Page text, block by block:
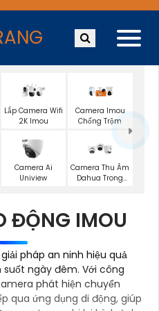
Lắp Camera Wifi
2K Imou
Camera Imou
Chống Trộm
Camera Ai
Uniview
Camera Thu Âm
Dahua Trong
ĐỘNG IMOU
pháp an ninh hiệu quả
ngày đêm. Với công
phát hiện chuyển
qua ứng dụng di động, giúp